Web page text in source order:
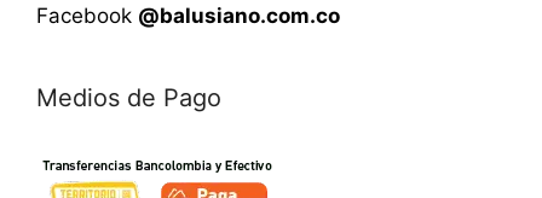
Facebook @balusiano.com.co
Medios de Pago